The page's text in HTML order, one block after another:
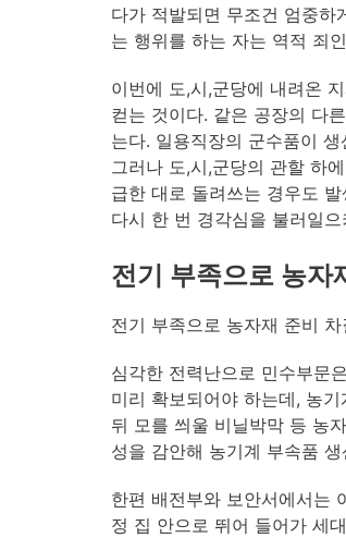
다가 적발되면 무조건 엄중하
는 행위를 하는 자는 역적 죄
이번에 도,시,군당에 내려온
컫는 것이다. 같은 공장의 다
는다. 일용직장의 군수품이
그러나 도,시,군당의 관할 하
급한 대로 돌려쓰는 경우도
다시 한 번 경각심을 불러일
전기 부족으로 농자
전기 부족으로 농자재 준비 차
심각한 전력난으로 민수부문
미리 확보되어야 하는데, 농
뒤 모를 씌울 비닐박막 등 농
성을 감안해 농기계 부속품
한편 배전부와 보안서에서는
정 집 안으로 뛰어 들어가 세